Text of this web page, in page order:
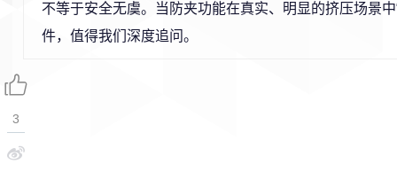
不等于安全无虞。当防夹功能在真实、明显的挤压场景中
件，值得我们深度追问。
3